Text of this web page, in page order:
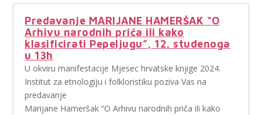
Predavanje MARIJANE HAMERŠAK “O
Arhivu narodnih priča ili kako
klasificirati Pepeljugu”, 12. studenoga
u 13h
U okviru manifestacije Mjesec hrvatske knjige 2024.
Institut za etnologiju i folkloristiku poziva Vas na
predavanje
Marijane Hameršak “O Arhivu narodnih priča ili kako